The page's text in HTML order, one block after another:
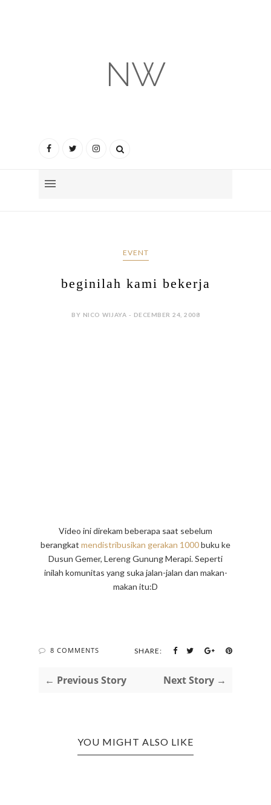
NW
EVENT
beginilah kami bekerja
BY NICO WIJAYA - DECEMBER 24, 2008
Video ini direkam beberapa saat sebelum
berangkat mendistribusikan gerakan 1000buku ke
Dusun Gemer, Lereng Gunung Merapi. Seperti
inilah komunitas yang suka jalan-jalan dan makan-
makan itu:D
8 COMMENTS SHARE:
← Previous Story Next Story →
YOU MIGHT ALSO LIKE